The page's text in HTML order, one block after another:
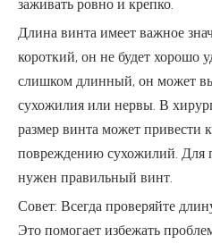
заживать ровно и крепко.
Длина винта имеет важное
короткий, он не будет хорошо
слишком длинный, он может
сухожилия или нервы. В
размер винта может привести
повреждению сухожилий. Для
нужен правильный винт.
Совет: Всегда проверяйте
Это помогает избежать